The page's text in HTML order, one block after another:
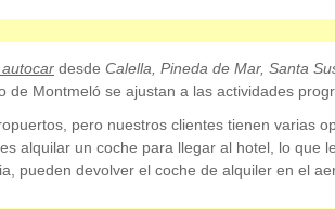
desde Calella, Pineda de Mar, Santa
de Montmeló se ajustan a las actividades
pero nuestros clientes tienen varias
alquilar un coche para llegar al hotel, lo
pueden devolver el coche de alquiler en el